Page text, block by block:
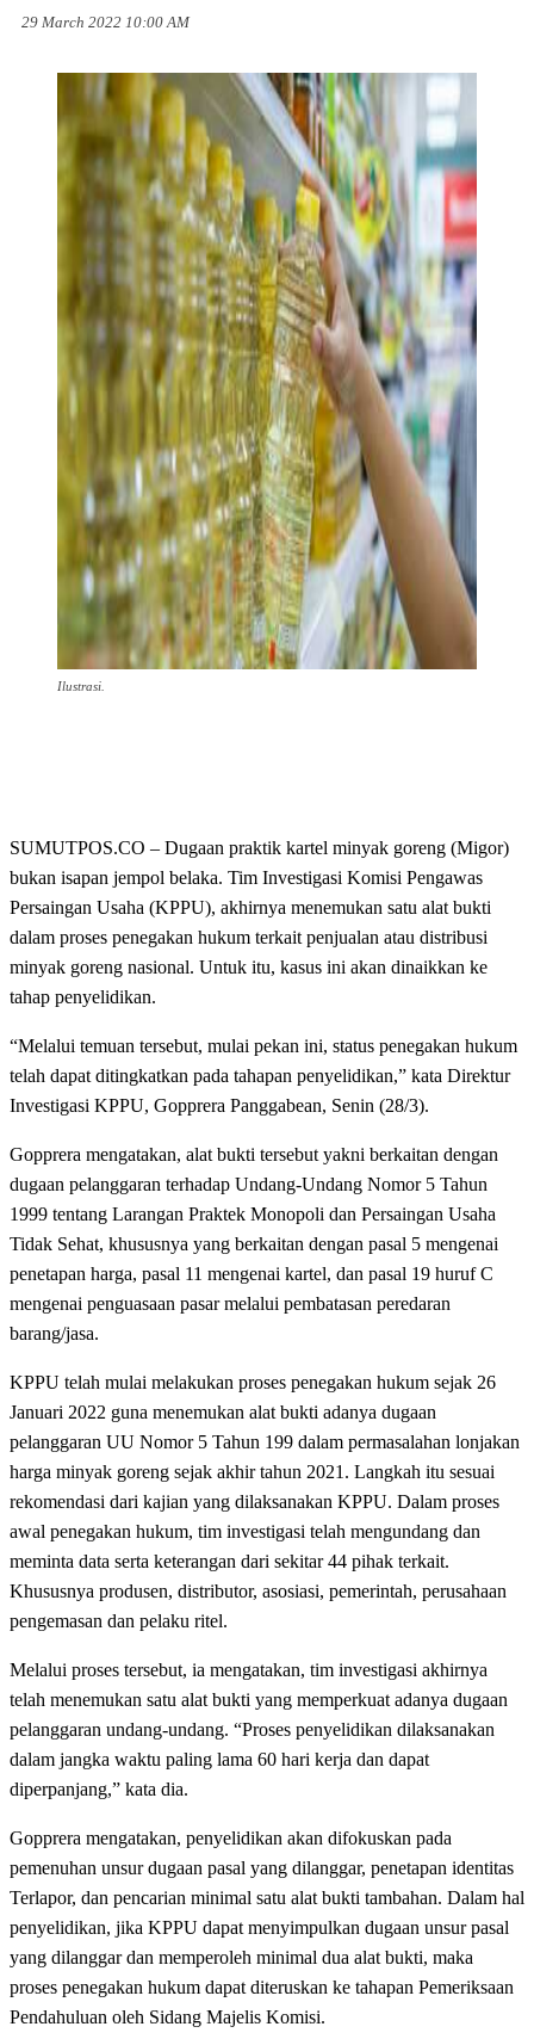
29 March 2022 10:00 AM
Ilustrasi.
SUMUTPOS.CO – Dugaan praktik kartel minyak goreng (Migor)
bukan isapan jempol belaka. Tim Investigasi Komisi Pengawas
Persaingan Usaha (KPPU), akhirnya menemukan satu alat bukti
dalam proses penegakan hukum terkait penjualan atau distribusi
minyak goreng nasional. Untuk itu, kasus ini akan dinaikkan ke
tahap penyelidikan.
“Melalui temuan tersebut, mulai pekan ini, status penegakan hukum
telah dapat ditingkatkan pada tahapan penyelidikan,” kata Direktur
Investigasi KPPU, Gopprera Panggabean, Senin (28/3).
Gopprera mengatakan, alat bukti tersebut yakni berkaitan dengan
dugaan pelanggaran terhadap Undang-Undang Nomor 5 Tahun
1999 tentang Larangan Praktek Monopoli dan Persaingan Usaha
Tidak Sehat, khususnya yang berkaitan dengan pasal 5 mengenai
penetapan harga, pasal 11 mengenai kartel, dan pasal 19 huruf C
mengenai penguasaan pasar melalui pembatasan peredaran
barang/jasa.
KPPU telah mulai melakukan proses penegakan hukum sejak 26
Januari 2022 guna menemukan alat bukti adanya dugaan
pelanggaran UU Nomor 5 Tahun 199 dalam permasalahan lonjakan
harga minyak goreng sejak akhir tahun 2021. Langkah itu sesuai
rekomendasi dari kajian yang dilaksanakan KPPU. Dalam proses
awal penegakan hukum, tim investigasi telah mengundang dan
meminta data serta keterangan dari sekitar 44 pihak terkait.
Khususnya produsen, distributor, asosiasi, pemerintah, perusahaan
pengemasan dan pelaku ritel.
Melalui proses tersebut, ia mengatakan, tim investigasi akhirnya
telah menemukan satu alat bukti yang memperkuat adanya dugaan
pelanggaran undang-undang. “Proses penyelidikan dilaksanakan
dalam jangka waktu paling lama 60 hari kerja dan dapat
diperpanjang,” kata dia.
Gopprera mengatakan, penyelidikan akan difokuskan pada
pemenuhan unsur dugaan pasal yang dilanggar, penetapan identitas
Terlapor, dan pencarian minimal satu alat bukti tambahan. Dalam hal
penyelidikan, jika KPPU dapat menyimpulkan dugaan unsur pasal
yang dilanggar dan memperoleh minimal dua alat bukti, maka
proses penegakan hukum dapat diteruskan ke tahapan Pemeriksaan
Pendahuluan oleh Sidang Majelis Komisi.